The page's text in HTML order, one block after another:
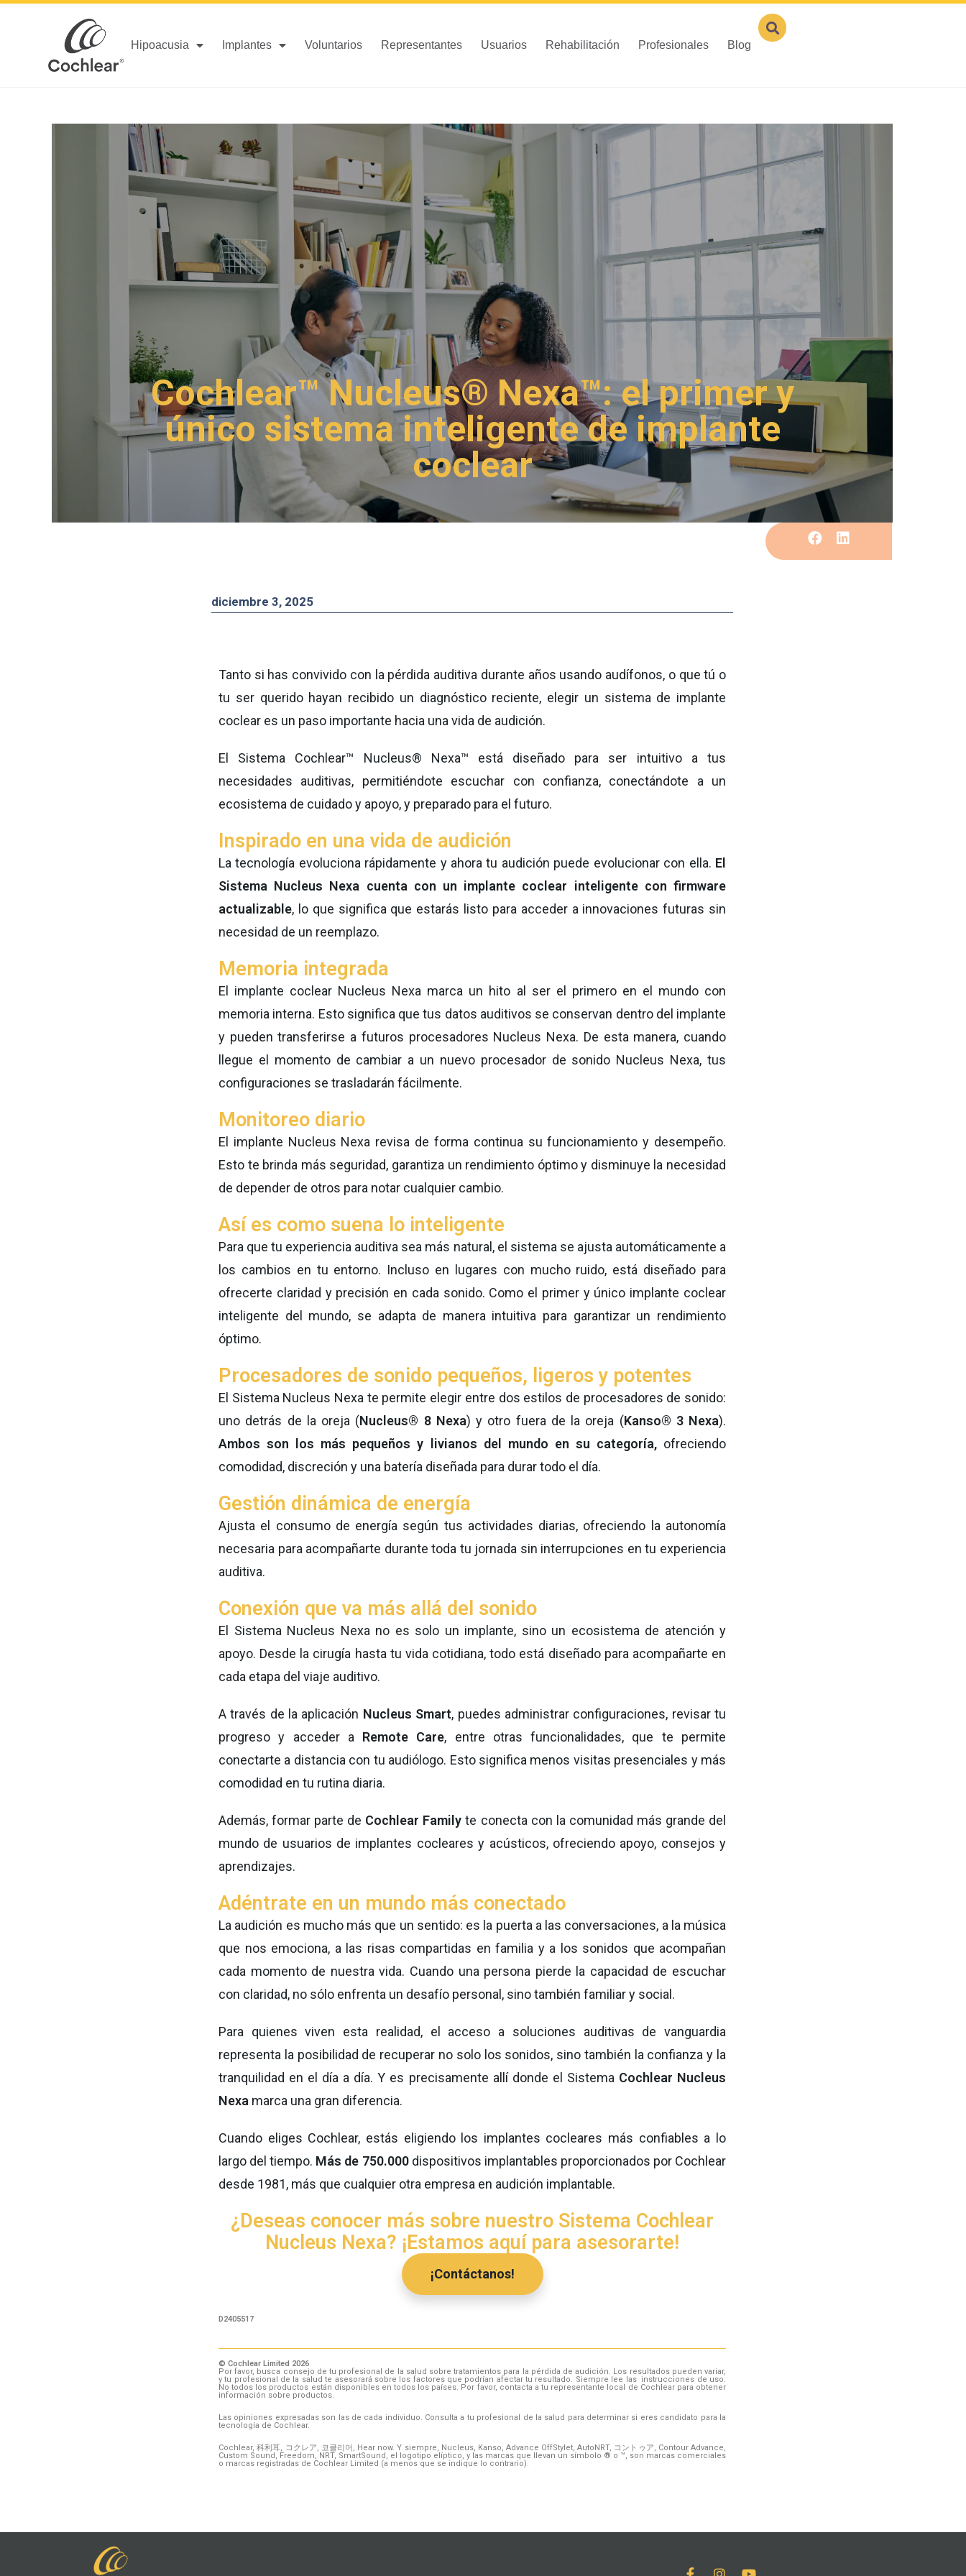
Hipoacusia Implantes Voluntarios Representantes Usuarios Rehabilitación Profesionales Blog
Cochlear™ Nucleus® Nexa™: el primer y
único sistema inteligente de implante
coclear
diciembre 3, 2025
Tanto si has convivido con la pérdida auditiva durante años usando audífonos, o que tú o
tu ser querido hayan recibido un diagnóstico reciente, elegir un sistema de implante
coclear es un paso importante hacia una vida de audición.
El Sistema Cochlear™ Nucleus® Nexa™ está diseñado para ser intuitivo a tus
necesidades auditivas, permitiéndote escuchar con confianza, conectándote a un
ecosistema de cuidado y apoyo, y preparado para el futuro.
Inspirado en una vida de audición
La tecnología evoluciona rápidamente y ahora tu audición puede evolucionar con ella. El
Sistema Nucleus Nexa cuenta con un implante coclear inteligente con firmware
actualizable, lo que significa que estarás listo para acceder a innovaciones futuras sin
necesidad de un reemplazo.
Memoria integrada
El implante coclear Nucleus Nexa marca un hito al ser el primero en el mundo con
memoria interna. Esto significa que tus datos auditivos se conservan dentro del implante
y pueden transferirse a futuros procesadores Nucleus Nexa. De esta manera, cuando
llegue el momento de cambiar a un nuevo procesador de sonido Nucleus Nexa, tus
configuraciones se trasladarán fácilmente.
Monitoreo diario
El implante Nucleus Nexa revisa de forma continua su funcionamiento y desempeño.
Esto te brinda más seguridad, garantiza un rendimiento óptimo y disminuye la necesidad
de depender de otros para notar cualquier cambio.
Así es como suena lo inteligente
Para que tu experiencia auditiva sea más natural, el sistema se ajusta automáticamente a
los cambios en tu entorno. Incluso en lugares con mucho ruido, está diseñado para
ofrecerte claridad y precisión en cada sonido. Como el primer y único implante coclear
inteligente del mundo, se adapta de manera intuitiva para garantizar un rendimiento
óptimo.
Procesadores de sonido pequeños, ligeros y potentes
El Sistema Nucleus Nexa te permite elegir entre dos estilos de procesadores de sonido:
uno detrás de la oreja (Nucleus® 8 Nexa) y otro fuera de la oreja (Kanso® 3 Nexa).
Ambos son los más pequeños y livianos del mundo en su categoría,ofreciendo
comodidad, discreción y una batería diseñada para durar todo el día.
Gestión dinámica de energía
Ajusta el consumo de energía según tus actividades diarias, ofreciendo la autonomía
necesaria para acompañarte durante toda tu jornada sin interrupciones en tu experiencia
auditiva.
Conexión que va más allá del sonido
El Sistema Nucleus Nexa no es solo un implante, sino un ecosistema de atención y
apoyo. Desde la cirugía hasta tu vida cotidiana, todo está diseñado para acompañarte en
cada etapa del viaje auditivo.
A través de la aplicación Nucleus Smart, puedes administrar configuraciones, revisar tu
progreso y acceder a Remote Care, entre otras funcionalidades, que te permite
conectarte a distancia con tu audiólogo. Esto significa menos visitas presenciales y más
comodidad en tu rutina diaria.
Además, formar parte de Cochlear Family te conecta con la comunidad más grande del
mundo de usuarios de implantes cocleares y acústicos, ofreciendo apoyo, consejos y
aprendizajes.
Adéntrate en un mundo más conectado
La audición es mucho más que un sentido: es la puerta a las conversaciones, a la música
que nos emociona, a las risas compartidas en familia y a los sonidos que acompañan
cada momento de nuestra vida. Cuando una persona pierde la capacidad de escuchar
con claridad, no sólo enfrenta un desafío personal, sino también familiar y social.
Para quienes viven esta realidad, el acceso a soluciones auditivas de vanguardia
representa la posibilidad de recuperar no solo los sonidos, sino también la confianza y la
tranquilidad en el día a día. Y es precisamente allí donde el Sistema Cochlear Nucleus
Nexa marca una gran diferencia.
Cuando eliges Cochlear, estás eligiendo los implantes cocleares más confiables a lo
largo del tiempo. Más de 750.000 dispositivos implantables proporcionados por Cochlear
desde 1981, más que cualquier otra empresa en audición implantable.
¿Deseas conocer más sobre nuestro Sistema Cochlear
Nucleus Nexa? ¡Estamos aquí para asesorarte!
¡Contáctanos!
D2405517
© Cochlear Limited 2026
Por favor, busca consejo de tu profesional de la salud sobre tratamientos para la pérdida de audición. Los resultados pueden variar,
y tu profesional de la salud te asesorará sobre los factores que podrían afectar tu resultado. Siempre lee las instrucciones de uso.
No todos los productos están disponibles en todos los países. Por favor, contacta a tu representante local de Cochlear para obtener
información sobre productos.
Las opiniones expresadas son las de cada individuo. Consulta a tu profesional de la salud para determinar si eres candidato para la
tecnología de Cochlear.
Cochlear, 科利耳, コクレア, 코클리어, Hear now. Y siempre, Nucleus, Kanso, Advance OffStylet, AutoNRT, コントゥア, Contour Advance,
Custom Sound, Freedom, NRT, SmartSound, el logotipo elíptico, y las marcas que llevan un símbolo ® o ™, son marcas comerciales
o marcas registradas de Cochlear Limited (a menos que se indique lo contrario).